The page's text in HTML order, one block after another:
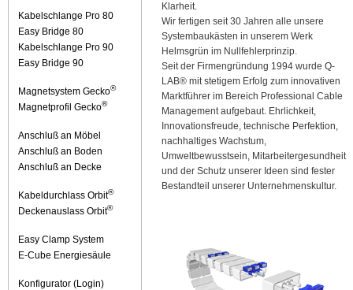
Kabelschlange Pro 80
Easy Bridge 80
Kabelschlange Pro 90
Easy Bridge 90
Magnetsystem Gecko®
Magnetprofil Gecko®
Anschluß an Möbel
Anschluß an Boden
Anschluß an Decke
Kabeldurchlass Orbit®
Deckenauslass Orbit®
Easy Clamp System
E-Cube Energiesäule
Konfigurator (Login)
Klarheit.
Wir fertigen seit 30 Jahren alle unsere
Systembaukästen in unserem Werk
Helmsgrün im Nullfehlerprinzip.
Seit der Firmengründung 1994 wurde Q-
LAB® mit stetigem Erfolg zum innovativen
Marktführer im Bereich Professional Cable
Management aufgebaut. Ehrlichkeit,
Innovationsfreude, technische Perfektion,
nachhaltiges Wachstum,
Umweltbewusstsein, Mitarbeitergesundheit
und der Schutz unserer Ideen sind fester
Bestandteil unserer Unternehmenskultur.